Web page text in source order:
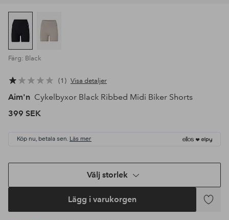
Färg: Black
1 Visa detaljer
Aim'n Cykelbyxor Black Ribbed Midi Biker Shorts
399 SEK
Köp nu, betala sen. Läs mer
Välj storlek
Lägg i varukorgen
Lägg